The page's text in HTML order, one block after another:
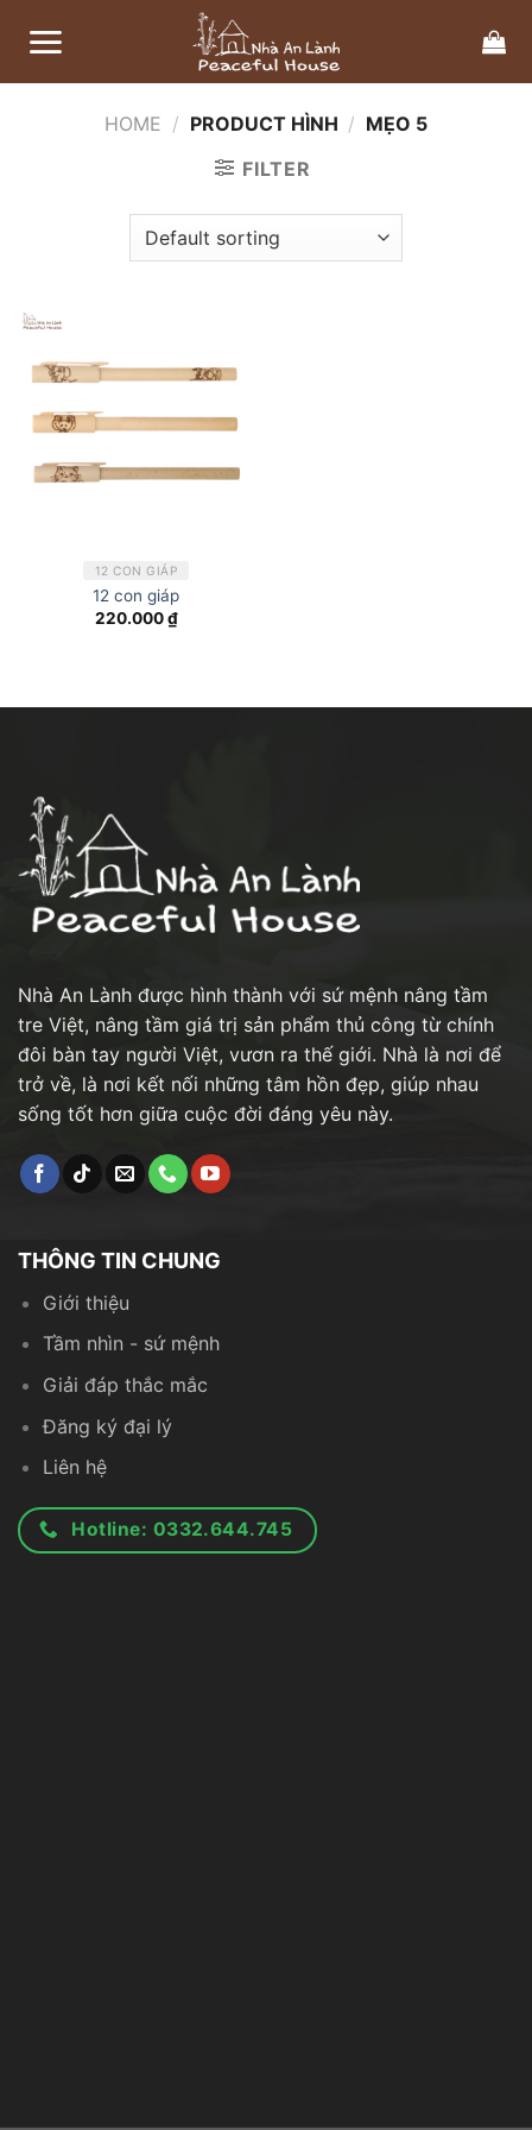
qua
HOME / PRODUCT HÌNH / MẸO 5
FILTER
12 CON GIÁP
12 con giáp
220.000₫
Nhà An Lành được hình thành với sứ mệnh nâng tầm
tre Việt, nâng tầm giá trị sản phẩm thủ công từ chính
đôi bàn tay người Việt, vươn ra thế giới. Nhà là nơi để
trở về, là nơi kết nối những tâm hồn đẹp, giúp nhau
sống tốt hơn giữa cuộc đời đáng yêu này.
THÔNG TIN CHUNG
Giới thiệu
Tầm nhìn - sứ mệnh
Giải đáp thắc mắc
Đăng ký đại lý
Liên hệ
Hotline: 0332.644.745